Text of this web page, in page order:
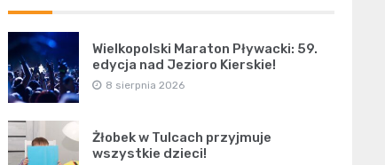
Wielkopolski Maraton Pływacki: 59.
edycja nad Jezioro Kierskie!
8 sierpnia 2026
Żłobek w Tulcach przyjmuje
wszystkie dzieci!